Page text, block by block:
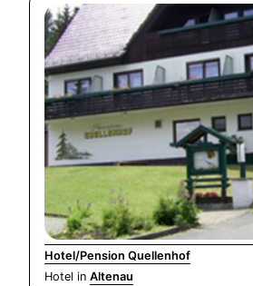
Hotel/Pension Quellenhof
Hotel in Altenau